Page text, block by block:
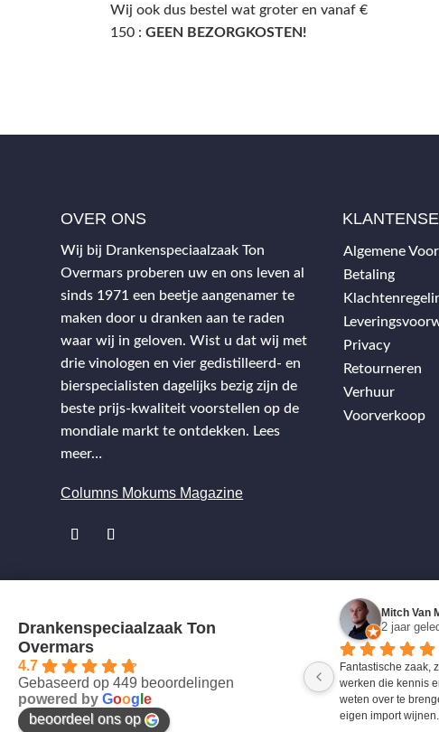
Wij ook dus bestel wat groter en vanaf €
150 : GEEN BEZORGKOSTEN!
OVER ONS
Wij bij Drankenspeciaalzaak Ton
Overmars proberen uw en ons leven al
sinds 1971 een beetje aangenamer te
maken door u dranken aan te raden
waar wij in geloven. Wist u dat wij met
drie vinologen en vier gedistilleerd- en
bierspecialisten dagelijks bezig zijn de
beste prijs-kwaliteit voorstellen op de
mondiale markt te ontdekken. Lees
meer…
Columns Mokums Magazine
Algemene
Betaling
Privacy
Retourneren
Verhuur
Voorverkoop
Drankenspeciaalzaak Ton
Overmars
4.7
Gebaseerd op 449 beoordelingen
powered by Goog e
beoordeel ons op
Mitch Van
2 jaar
Fantastische zaak,
werken die kennis
weten over te
eigen import wijnen.